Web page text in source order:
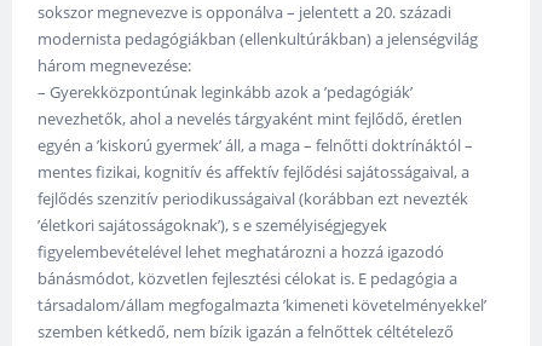
sokszor megnevezve is opponálva – jelentett a 20. századi
modernista pedagógiákban (ellenkultúrákban) a jelenségvilág
három megnevezése:
– Gyerekközpontúnak leginkább azok a ’pedagógiák’
nevezhetők, ahol a nevelés tárgyaként mint fejlődő, éretlen
egyén a ’kiskorú gyermek’ áll, a maga – felnőtti doktrínáktól –
mentes fizikai, kognitív és affektív fejlődési sajátosságaival, a
fejlődés szenzitív periodikusságaival (korábban ezt nevezték
’életkori sajátosságoknak’), s e személyiségjegyek
figyelembevételével lehet meghatározni a hozzá igazodó
bánásmódot, közvetlen fejlesztési célokat is. E pedagógia a
társadalom/állam megfogalmazta ’kimeneti követelményekkel’
szemben kétkedő, nem bízik igazán a felnőttek céltételező